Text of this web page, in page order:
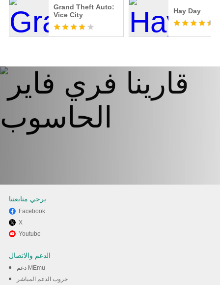
Grand Theft Auto:
Vice City
Hay Day
استمتع بلعب *** على الكمبيوتر
قارينا فري فاير تخدام برنامج
يرجي متابعتنا
Facebook
X
Youtube
الدعم والاتصال
دعم MEmu
جروب الدعم المباشر